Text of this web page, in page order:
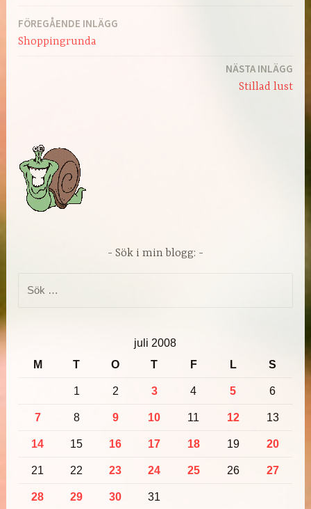
Inläggsnavigering
FÖREGÅENDE INLÄGG
Shoppingrunda
NÄSTA INLÄGG
Stillad lust
Sök i min blogg:
juli 2008
M
T O T F L S
1 2 3 4 5 6
7 8 9 10 11 12 13
14 15 16 17 18 19 20
21 22 23 24 25 26 27
28 29 30 31